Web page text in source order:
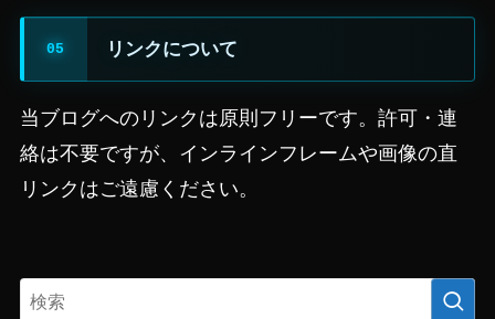
リンクについて
当ブログへのリンクは原則フリーです。許可・連
絡は不要ですが、インラインフレームや画像の直
リンクはご遠慮ください。